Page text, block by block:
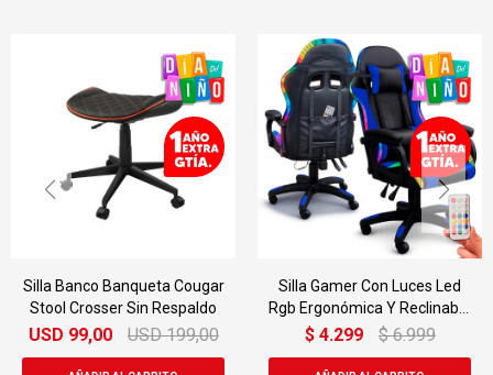
Silla Banco Banqueta Cougar
Stool Crosser Sin Respaldo
USD 99,00 USD 199,00
Silla Gamer Con Luces Led
Rgb Ergonómica Y Reclinable
120kg
$ 4.299 $ 6.999